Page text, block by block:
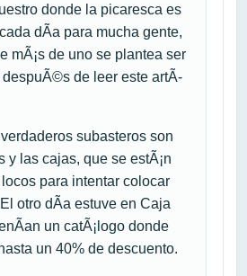
donde la picaresca es
dÃ­a para mucha gente,
mÃ¡s de uno se plantea ser
despuÃ©s de leer este artÃ­
subasteros son
y las cajas, que se estÃ¡n
para intentar colocar
otro dÃ­a estuve en Caja
un catÃ¡logo donde
un 40% de descuento.